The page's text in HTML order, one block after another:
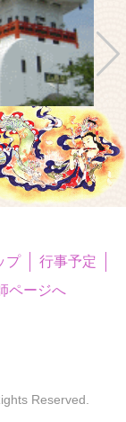
プ
行事予定
ページへ
Reserved.